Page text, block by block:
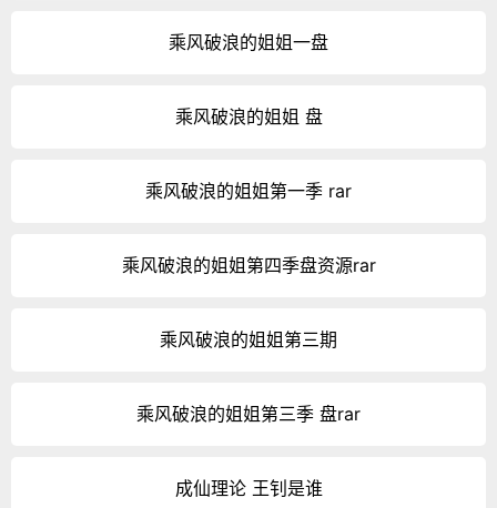
乘风破浪的姐姐一盘
乘风破浪的姐姐 盘
乘风破浪的姐姐第一季 rar
乘风破浪的姐姐第四季盘资源rar
乘风破浪的姐姐第三期
乘风破浪的姐姐第三季 盘rar
成仙理论 王钊是谁